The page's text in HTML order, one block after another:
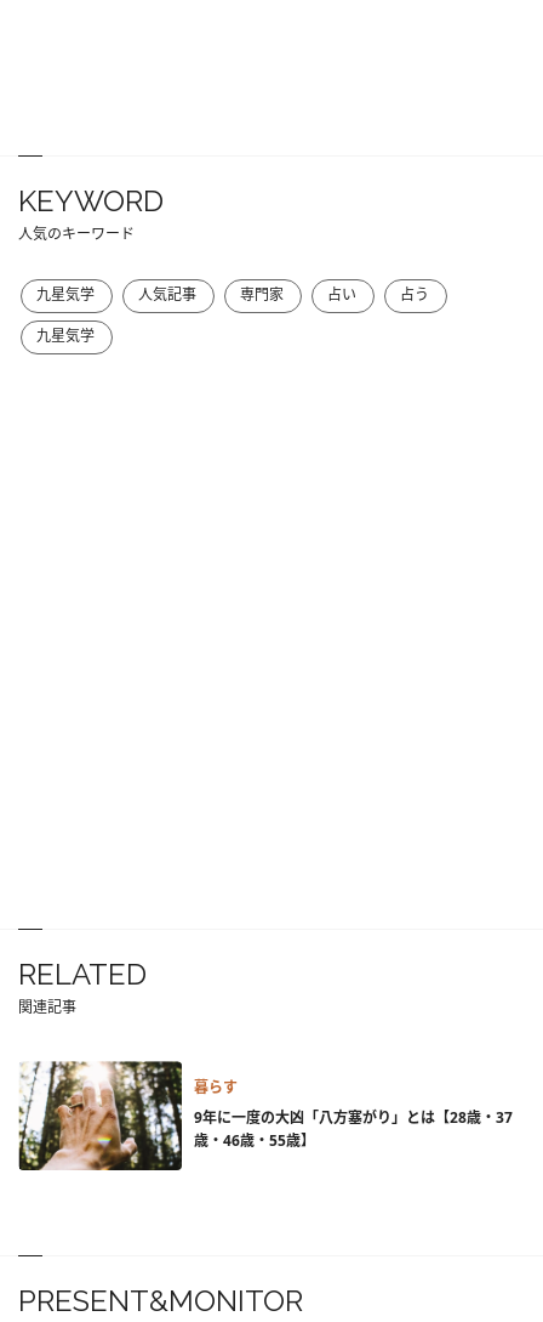
KEYWORD
人気のキーワード
九星気学 人気記事 専門家 占い
占う
九星気学
RELATED
関連記事
暮らす
9年に一度の大凶「八方塞がり」とは【28歳・37
歳・46歳・55歳】
PRESENT&MONITOR